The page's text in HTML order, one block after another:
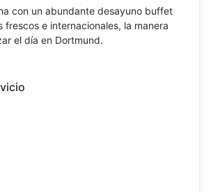
con un abundante desayuno buffet
frescos e internacionales, la manera
el día en Dortmund.